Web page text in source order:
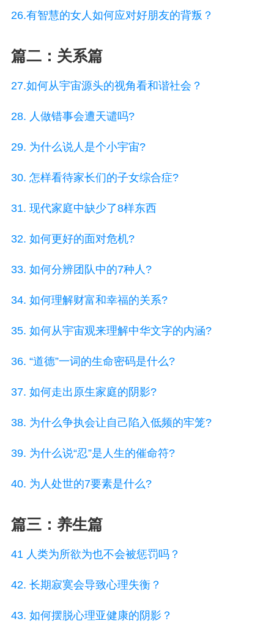
26.有智慧的女人如何应对好朋友的背叛？
篇二：关系篇
27.如何从宇宙源头的视角看和谐社会？
28. 人做错事会遭天谴吗?
29. 为什么说人是个小宇宙?
30. 怎样看待家长们的子女综合症?
31. 现代家庭中缺少了8样东西
32. 如何更好的面对危机?
33. 如何分辨团队中的7种人?
34. 如何理解财富和幸福的关系?
35. 如何从宇宙观来理解中华文字的内涵?
36. “道德”一词的生命密码是什么?
37. 如何走出原生家庭的阴影?
38. 为什么争执会让自己陷入低频的牢笼?
39. 为什么说“忍”是人生的催命符?
40. 为人处世的7要素是什么?
篇三：养生篇
41 人类为所欲为也不会被惩罚吗？
42. 长期寂寞会导致心理失衡？
43. 如何摆脱心理亚健康的阴影？